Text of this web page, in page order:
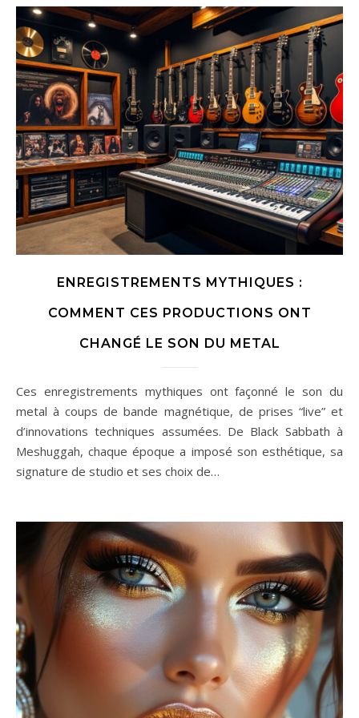
ENREGISTREMENTS MYTHIQUES :
COMMENT CES PRODUCTIONS ONT
CHANGÉ LE SON DU METAL
Ces enregistrements mythiques ont façonné le son du
metal à coups de bande magnétique, de prises “live” et
d’innovations techniques assumées. De Black Sabbath à
Meshuggah, chaque époque a imposé son esthétique, sa
signature de studio et ses choix de…